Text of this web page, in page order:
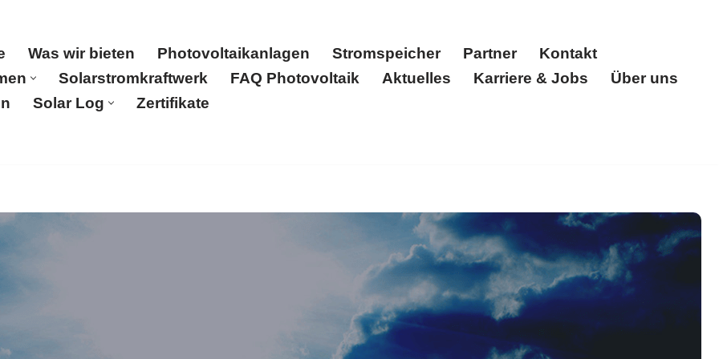
Was wir bieten Photovoltaikanlagen Stromspeicher Partner
Kontakt
Solarstromkraftwerk FAQ Photovoltaik Aktuelles Karriere & Jobs
Über uns
Solar Log Zertifikate
Referenzen Solar Log Zertifikate